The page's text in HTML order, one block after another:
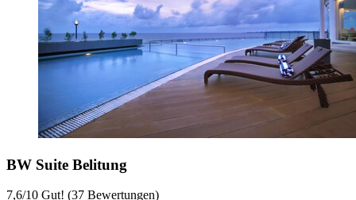
BW Suite Belitung
7,6/10 Gut! (37 Bewertungen)